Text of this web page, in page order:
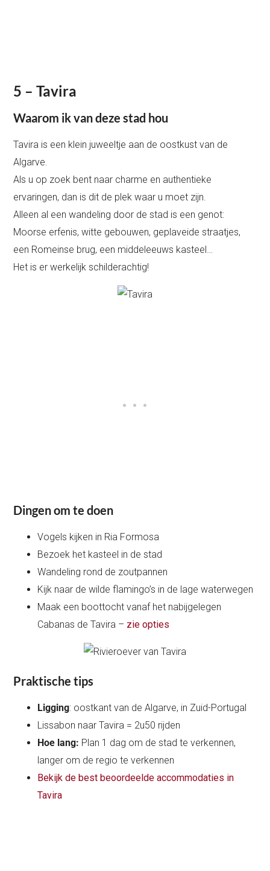
5 – Tavira
Waarom ik van deze stad hou
Tavira is een klein juweeltje aan de oostkust van de
Algarve.
Als u op zoek bent naar charme en authentieke
ervaringen, dan is dit de plek waar u moet zijn.
Alleen al een wandeling door de stad is een genot:
Moorse erfenis, witte gebouwen, geplaveide straatjes,
een Romeinse brug, een middeleeuws kasteel…
Het is er werkelijk schilderachtig!
Dingen om te doen
Vogels kijken in Ria Formosa
Bezoek het kasteel in de stad
Wandeling rond de zoutpannen
Kijk naar de wilde flamingo’s in de lage waterwegen
Maak een boottocht vanaf het nabijgelegen
Cabanas de Tavira – zie opties
Praktische tips
Ligging: oostkant van de Algarve, in Zuid-Portugal
Lissabon naar Tavira = 2u50 rijden
Hoe lang: Plan 1 dag om de stad te verkennen,
langer om de regio te verkennen
Bekijk de best beoordeelde accommodaties in
Tavira